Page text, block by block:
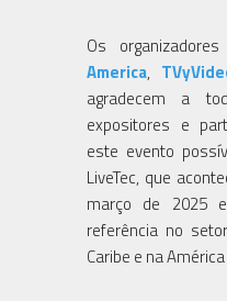
Os
America,
agradecem a
expositores e
este evento
LiveTec, que
março de 2025
referência no
Caribe e na